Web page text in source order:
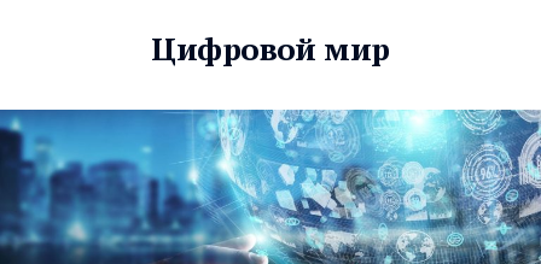
Цифровой мир